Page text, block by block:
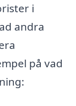
i
andra
på vad